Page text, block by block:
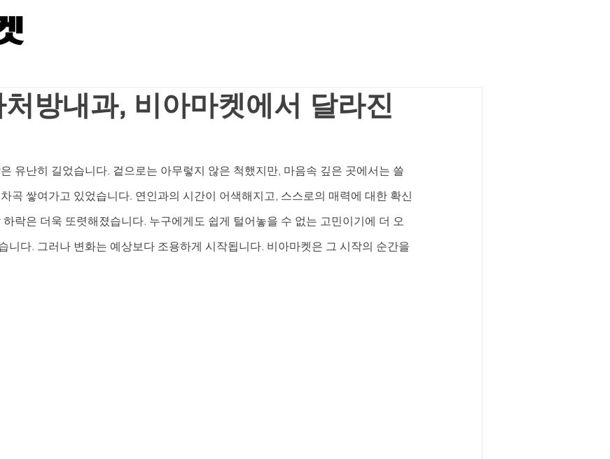
방내과, 비아마켓에서 달라진
유난히 길었습니다. 겉으로는 아무렇지 않은 척했지만, 마음속 깊은 곳에서는 쓸
곡 쌓여가고 있었습니다. 연인과의 시간이 어색해지고, 스스로의 매력에 대한 확신
락은 더욱 또렷해졌습니다. 누구에게도 쉽게 털어놓을 수 없는 고민이기에 더 오
니다. 그러나 변화는 예상보다 조용하게 시작됩니다. 비아마켓은 그 시작의 순간을